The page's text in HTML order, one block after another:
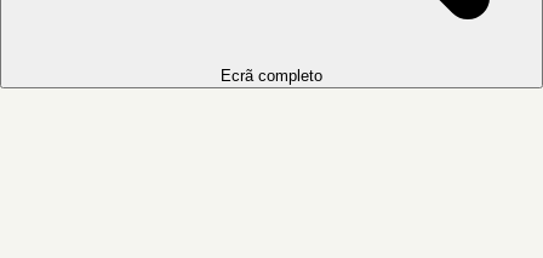
Ecrã completo